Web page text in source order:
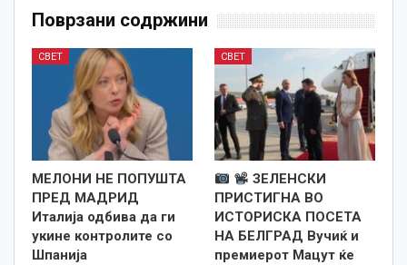
Поврзани содржини
СВЕТ
МЕЛОНИ НЕ ПОПУШТА
ПРЕД МАДРИД
Италија одбива да ги
укине контролите со
Шпанија
СВЕТ
ЗЕЛЕНСКИ
ПРИСТИГНА ВО
ИСТОРИСКА ПОСЕТА
НА БЕЛГРАД Вучиќ и
премиерот Мацут ќе